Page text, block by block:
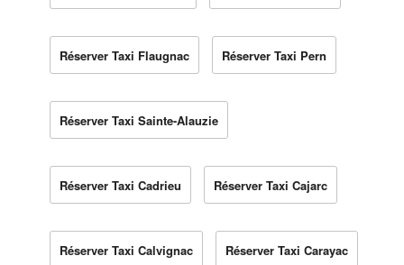
Réserver Taxi Flaugnac Réserver Taxi Pern
Réserver Taxi Sainte-Alauzie
Réserver Taxi Cadrieu Réserver Taxi Cajarc
Réserver Taxi Calvignac Réserver Taxi Carayac